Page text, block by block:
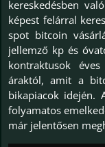
kereskedésben
képest felárral
spot bitcoin
jellemző kp és
kontraktusok
áraktól, amit a
bikapiacok idején.
folyamatos
már jelentősen